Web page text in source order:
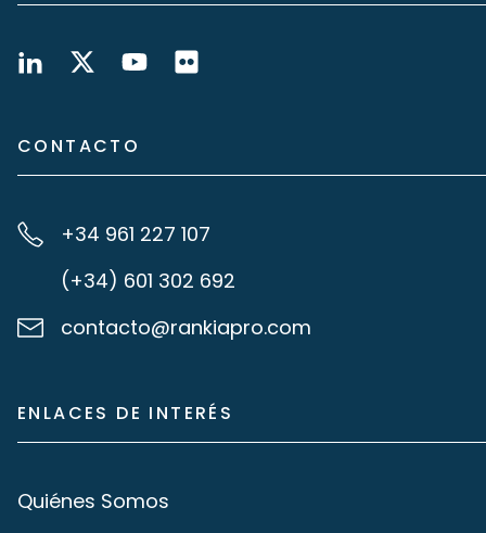
CONTACTO
+34 961 227 107
(+34) 601 302 692
contacto@rankiapro.com
ENLACES DE INTERÉS
Quiénes Somos